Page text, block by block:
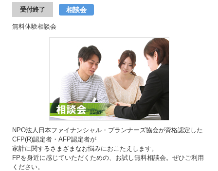
受付終了 相談会
無料体験相談会
NPO法人日本ファイナンシャル・プランナーズ協会が資格認定した
CFP(R)認定者・AFP認定者が
家計に関するさまざまなお悩みにおこたえします。
FPを身近に感じていただくための、お試し無料相談会。ぜひご利用
ください。